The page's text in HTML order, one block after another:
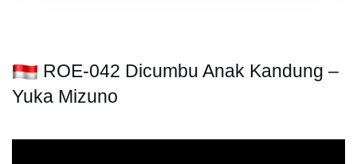
ROE-042 Dicumbu Anak Kandung –
Yuka Mizuno